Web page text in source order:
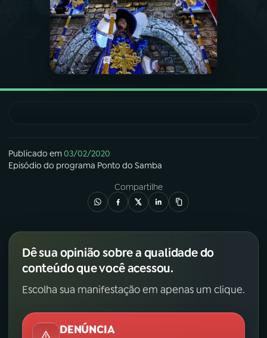
PROGRAMAÇÃO
PROGRAMAS
07ÚLTIMAS
FESTIVAL DE MÚSICA
YouTube Facebook
TikTok
Publicado em03/02/2020
Episódio do programa Ponto do Samba
Compartilhe
Dê sua opinião sobre a qualidade do
conteúdo que você acessou.
Escolha sua manifestação em apenas um clique.
DENÚNCIA